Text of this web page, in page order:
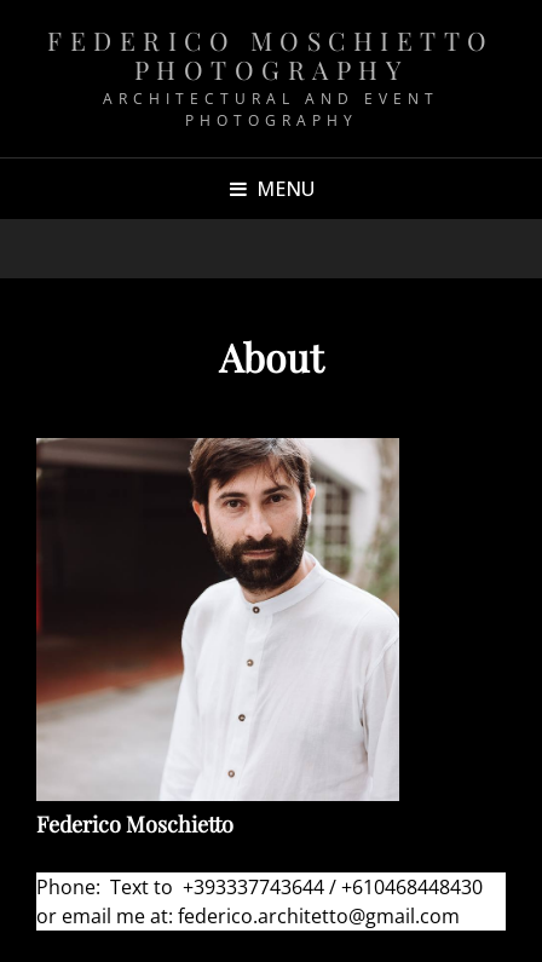
FEDERICO MOSCHIETTO
PHOTOGRAPHY
ARCHITECTURAL AND EVENT
PHOTOGRAPHY
MENU
About
Federico Moschietto
Phone: Text to +393337743644 / +610468448430
or email me at: federico.architetto@gmail.com